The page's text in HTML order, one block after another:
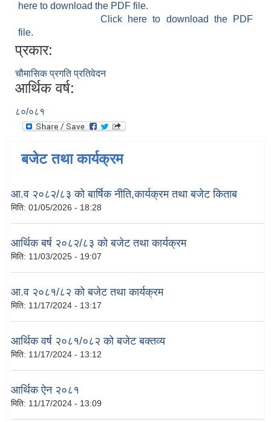
here to download the PDF file.
Click here to download the PDF
file.
प्रकार:
चौमासिक प्रगति प्रतिवेदन
आर्थिक वर्ष:
८०/०८१
बजेट तथा कार्यक्रम
आ.व २०८२/८३ को बार्षिक नीति,कार्यक्रम तथा बजेट किताब
मिति: 01/05/2026 - 18:28
आर्थिक बर्ष २०८२/८३ को बजेट तथा कार्यक्रम
मिति: 11/03/2025 - 19:07
आ.व २०८१/८२ को बजेट तथा कार्यक्रम
मिति: 11/17/2024 - 13:17
आर्थिक वर्ष २०८१/०८२ को बजेट बक्तव्य
मिति: 11/17/2024 - 13:12
आर्थिक ऐन २०८१
मिति: 11/17/2024 - 13:09